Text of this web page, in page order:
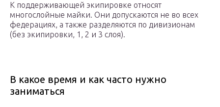
К поддерживающей экипировке относят
многослойные майки. Они допускаются не во всех
федерациях, а также разделяются по дивизионам
(без экипировки, 1, 2 и 3 слоя).
В какое время и как часто нужно
заниматься